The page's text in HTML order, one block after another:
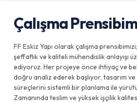
Çalışma
FF Eskiz Yapı olarak çalışma
şeffaflık ve kaliteli mühendislik anlayışı
ediyoruz. Her projeye önce ihtiyaç ve
doğru analiz ederek başlıyor, tasarım ve
süreçlerini sistemli bir planlama ile
Zamanında teslim ve yüksek işçilik